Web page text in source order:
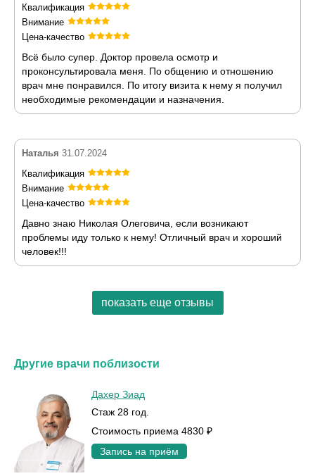
Квалификация
Внимание
Цена-качество
Всё было супер. Доктор провела осмотр и
проконсультировала меня. По общению и отношению
врач мне понравился. По итогу визита к нему я получил
необходимые рекомендации и назначения.
Наталья 31.07.2024
Квалификация
Внимание
Цена-качество
Давно знаю Николая Олеговича, если возникают
проблемы иду только к нему! Отличный врач и хороший
человек!!!
показать еще отзывы
Другие врачи поблизости
Дахер Зиад
Стаж 28 год.
Стоимость приема 4830 ₽
Запись на приём